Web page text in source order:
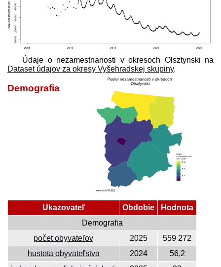
Údaje o nezamestnanosti v okresoch Olsztynski na
Dataset údajov za okresy Vyšehradskej skupiny.
Demografia
Ukazovateľ Obdobie
Hodnota
Demografia
počet obyvateľov
2025
559 272
hustota obyvateľstva
2024
56,2